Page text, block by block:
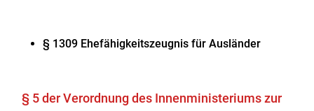
§ 1309 Ehefähigkeitszeugnis für Ausländer
§ 5 der Verordnung des Innenministeriums zur